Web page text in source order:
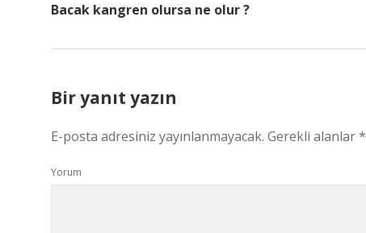
Bacak kangren olursa ne olur ?
Bir yanıt yazın
E-posta adresiniz yayınlanmayacak. Gerekli alanlar*
Yorum